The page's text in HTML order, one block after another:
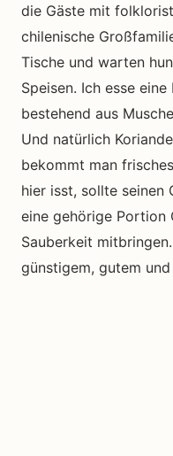
die Gäste mit
chilenische
Tische und warten
Speisen. Ich esse
bestehend aus
Und natürlich
bekommt man
hier isst, sollte seinen
eine gehörige Portion
Sauberkeit
günstigem, gutem